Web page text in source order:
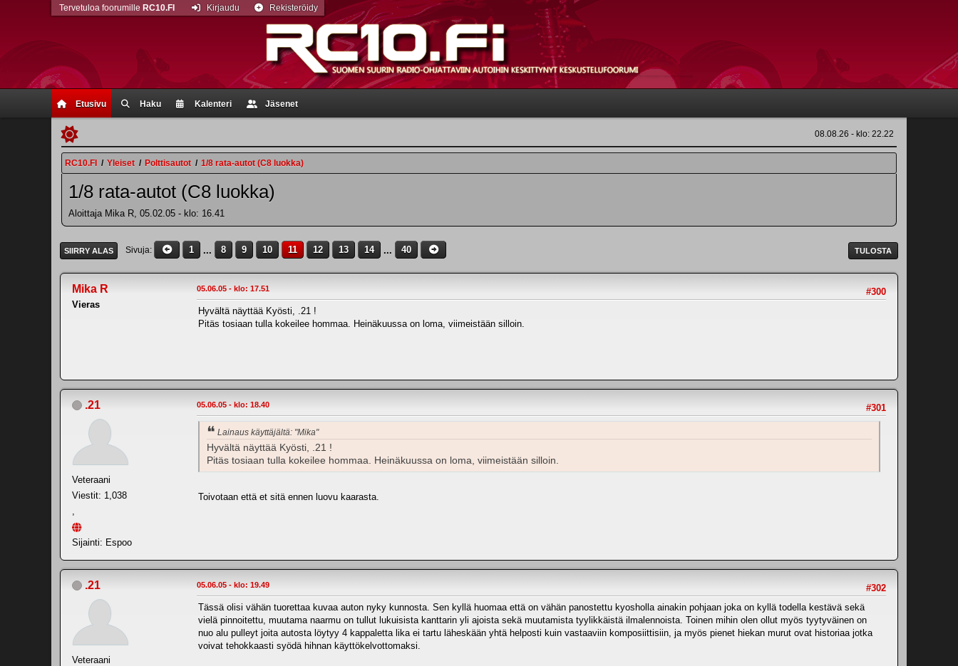
Etusivu Haku Kalenteri Jäsenet
Tervetuloa foorumille RC10.FI Kirjaudu Rekisteröidy
08.08.26 - klo: 22.22
RC10.FI / Yleiset / Polttisautot / 1/8 rata-autot (C8 luokka)
1/8 rata-autot (C8 luokka)
Aloittaja Mika R, 05.02.05 - klo: 16.41
TULOSTA
SIIRRY ALAS Sivuja 1 ... 8 9 10 11 12 13 14 ... 40
Mika R
Vieras
#300
05.06.05 - klo: 17.51
Hyvältä näyttää Kyösti, .21 !
Pitäs tosiaan tulla kokeilee hommaa. Heinäkuussa on loma, viimeistään silloin.
.21
Veteraani
Viestit: 1,038
Sijainti: Espoo
#301
05.06.05 - klo: 18.40
Lainaus käyttäjältä: "Mika"
Hyvältä näyttää Kyösti, .21 !
Pitäs tosiaan tulla kokeilee hommaa. Heinäkuussa on loma, viimeistään silloin.
Toivotaan että et sitä ennen luovu kaarasta.
.21
Veteraani
#302
05.06.05 - klo: 19.49
Tässä olisi vähän tuorettaa kuvaa auton nyky kunnosta. Sen kyllä huomaa että on vähän panostettu kyosholla ainakin pohjaan joka on kyllä todella kestävä sekä
vielä pinnoitettu, muutama naarmu on tullut lukuisista kanttarin yli ajoista sekä muutamista tyylikkäistä ilmalennoista. Toinen mihin olen ollut myös tyytyväinen on
nuo alu pulleyt joita autosta löytyy 4 kappaletta lika ei tartu läheskään yhtä helposti kuin vastaaviin komposiittisiin, ja myös pienet hiekan murut ovat historiaa jotka
voivat tehokkaasti syödä hihnan käyttökelvottomaksi.